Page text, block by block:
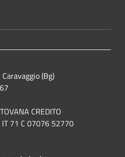
(Bg)
CREDITO
IT 71 C 07076 52770